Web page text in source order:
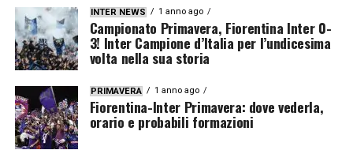
INTER NEWS 1 anno ago
Campionato Primavera, Fiorentina Inter 0-
3! Inter Campione d’Italia per l’undicesima
volta nella sua storia
PRIMAVERA 1 anno ago
Fiorentina-Inter Primavera: dove vederla,
orario e probabili formazioni